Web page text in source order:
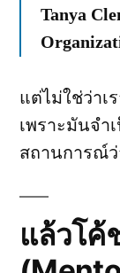
Tanya
แต่ไม่ใช่ว่าเ
เพราะมันจำ
สถานการณ์ว่
แล้วโค้